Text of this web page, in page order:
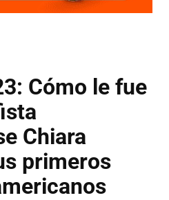
Cómo le fue
Chiara
primeros